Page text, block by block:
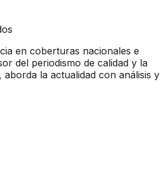
en coberturas nacionales e
del periodismo de calidad y la
la actualidad con análisis y